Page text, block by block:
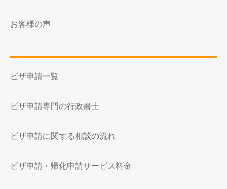
お客様の声
ビザ申請一覧
ビザ申請専門の行政書士
ビザ申請に関する相談の流れ
ビザ申請・帰化申請サービス料金